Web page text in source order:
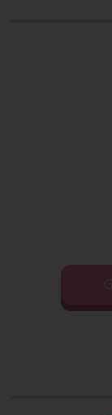
☆のりか